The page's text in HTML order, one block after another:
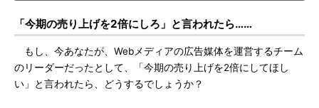
「今期の売り上げを2倍にしろ」と言われたら……
もし、今あなたが、Webメディアの広告媒体を運営するチーム
のリーダーだったとして、「今期の売り上げを2倍にしてほし
い」と言われたら、どうするでしょうか？